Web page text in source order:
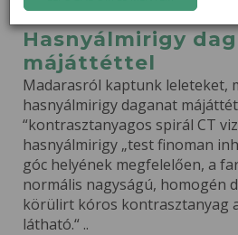
Hasnyálmirigy
májáttéttel
Madarasról kaptunk leleteket,
hasnyálmirigy daganat
“kontrasztanyagos spirál CT
hasnyálmirigy „test finoman
góc helyének megfelelően, a
normális nagyságú, homogén
körülirt kóros kontrasztanyag
látható.“ ..